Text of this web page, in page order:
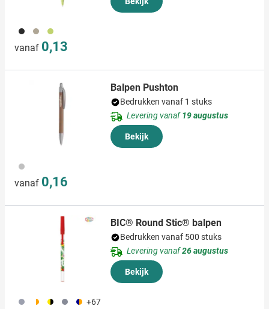
001 311 004
vanaf 0,13
093
vanaf 0,16
Balpen Pushton
Bedrukken vanaf 1 stuks
Levering vanaf19 augustus
Bekijk
709 192 076 197 077 +67
BIC® Round Stic® balpen
Bedrukken vanaf 500 stuks
Levering vanaf26 augustus
Bekijk